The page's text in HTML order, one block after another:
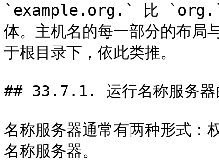
`example.org.` 比 `org.`
体。主机名的每一部分的布
于根目录下，依此类推。
## 33.7.1. 运行名称服务器
名称服务器通常有两种形式：
名称服务器。